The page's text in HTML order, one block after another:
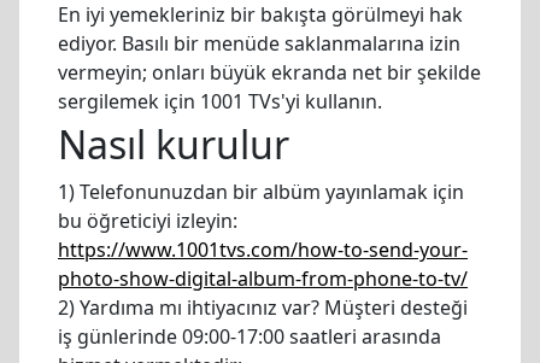
En iyi yemekleriniz bir bakışta görülmeyi hak
ediyor. Basılı bir menüde saklanmalarına izin
vermeyin; onları büyük ekranda net bir şekilde
sergilemek için 1001 TVs'yi kullanın.
Nasıl kurulur
1) Telefonunuzdan bir albüm yayınlamak için
bu öğreticiyi izleyin:
https://www.1001tvs.com/how-to-send-your-
photo-show-digital-album-from-phone-to-tv/
2) Yardıma mı ihtiyacınız var? Müşteri desteği
iş günlerinde 09:00-17:00 saatleri arasında